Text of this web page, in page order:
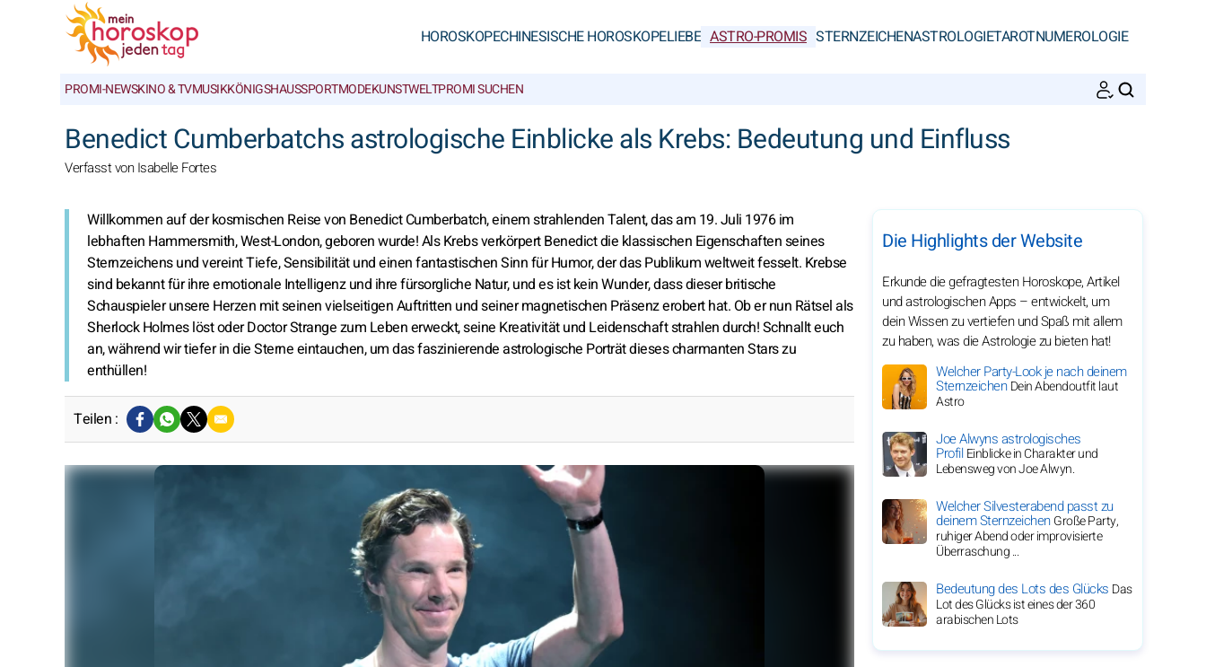
HOROSKOPECHINESISCHE HOROSKOPELIEBE ASTRO-PROMIS STERNZEICHENASTROLOGIETAROTNUMEROLOGIE
PROMI-NEWSKINO & TVMUSIKKÖNIGSHAUSSPORTMODEKUNSTWELTPROMI SUCHEN
Benedict Cumberbatchs astrologische Einblicke als Krebs: Bedeutung und Einfluss
Verfasst von Isabelle Fortes
Willkommen auf der kosmischen Reise von Benedict Cumberbatch, einem strahlenden Talent, das am 19. Juli 1976 im
lebhaften Hammersmith, West-London, geboren wurde! Als Krebs verkörpert Benedict die klassischen Eigenschaften seines
Sternzeichens und vereint Tiefe, Sensibilität und einen fantastischen Sinn für Humor, der das Publikum weltweit fesselt. Krebse
sind bekannt für ihre emotionale Intelligenz und ihre fürsorgliche Natur, und es ist kein Wunder, dass dieser britische
Schauspieler unsere Herzen mit seinen vielseitigen Auftritten und seiner magnetischen Präsenz erobert hat. Ob er nun Rätsel als
Sherlock Holmes löst oder Doctor Strange zum Leben erweckt, seine Kreativität und Leidenschaft strahlen durch! Schnallt euch
an, während wir tiefer in die Sterne eintauchen, um das faszinierende astrologische Porträt dieses charmanten Stars zu
enthüllen!
Teilen :
Die Highlights der Website
Erkunde die gefragtesten Horoskope, Artikel
und astrologischen Apps – entwickelt, um
dein Wissen zu vertiefen und Spaß mit allem
zu haben, was die Astrologie zu bieten hat!
Welcher Party-Look je nach deinem
SternzeichenDein Abendoutfit laut
Astro
Joe Alwyns astrologisches
ProfilEinblicke in Charakter und
Lebensweg von Joe Alwyn.
Welcher Silvesterabend passt zu
deinem SternzeichenGroße Party,
ruhiger Abend oder improvisierte
Überraschung ...
Bedeutung des Lots des Glücks Das
Lot des Glücks ist eines der 360
arabischen Lots